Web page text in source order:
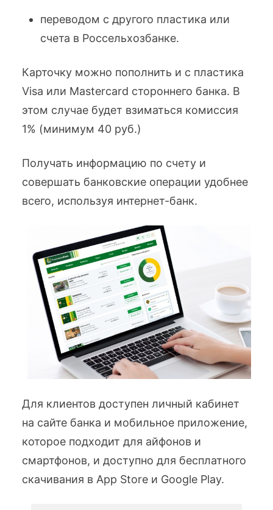
переводом с другого пластика или
счета в Россельхозбанке.
Карточку можно пополнить и с пластика
Visa или Mastercard стороннего банка. В
этом случае будет взиматься комиссия
1% (минимум 40 руб.)
Получать информацию по счету и
совершать банковские операции удобнее
всего, используя интернет-банк.
Для клиентов доступен личный кабинет
на сайте банка и мобильное приложение,
которое подходит для айфонов и
смартфонов, и доступно для бесплатного
скачивания в App Store и Google Play.